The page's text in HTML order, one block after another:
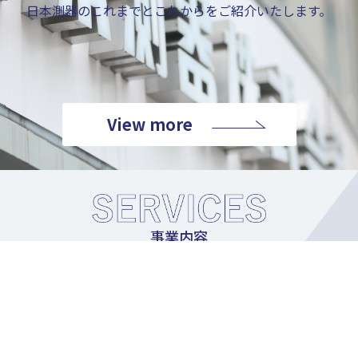
日本測器のこれまでとこれからをご紹介いたします。
View more
事業内容